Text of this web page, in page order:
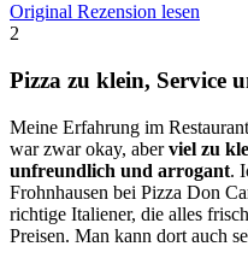
Original Rezension lesen
2
Pizza zu klein, Service
Meine Erfahrung im
war zwar okay, aberviel zu
unfreundlich und arrogant.
Frohnhausen bei Pizza Don
richtige Italiener, die alles
Preisen. Man kann dort auch